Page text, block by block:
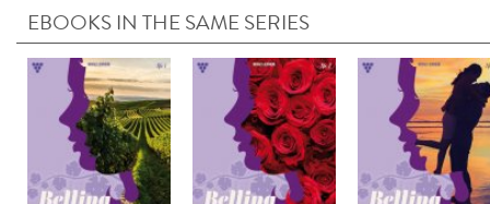
EBOOKS IN THE SAME SERIES